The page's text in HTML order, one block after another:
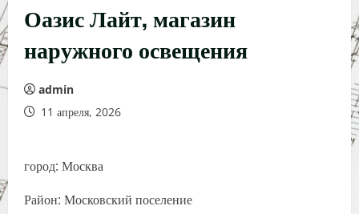
Оазис Лайт, магазин
наружного освещения
admin
11 апреля, 2026
город: Москва
Район: Московский поселение